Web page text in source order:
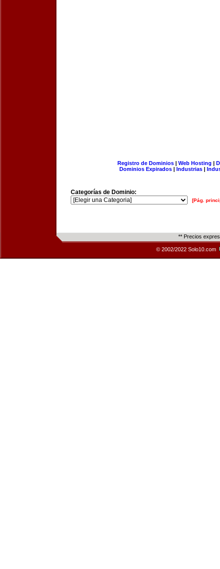
Registro de Dominios| Web Hosting |
Dominios Expirados | Industrias |
Categorías de Dominio:
[Pág.
** Precios
© 2002/2022 Solo10.com